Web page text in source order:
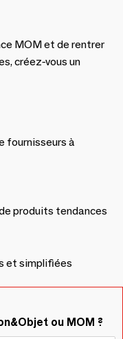
MOM et de rentrer
créez-vous un
fournisseurs à
produits tendances
et simplifiées
ou MOM ?